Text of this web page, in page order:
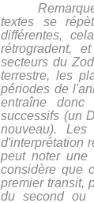
textes se
différentes,
rétrogradent,
secteurs du
terrestre, les
périodes de
entraîne donc
successifs (un
nouveau).
d'interprétation
peut noter une
considère que
premier transit,
du second ou